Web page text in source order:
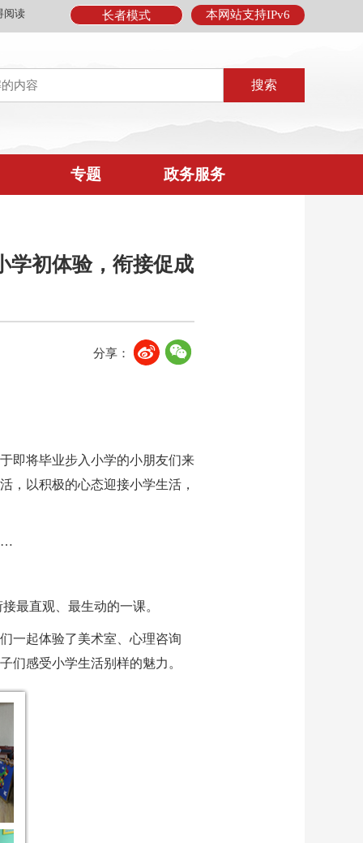
本网站支持IPv6
长者模式
阅读
专题 政务服务
初体验，衔接促成
分享：
即将毕业步入小学的小朋友们来
，以积极的心态迎接小学生活，
最直观、最生动的一课。
一起体验了美术室、心理咨询
们感受小学生活别样的魅力。